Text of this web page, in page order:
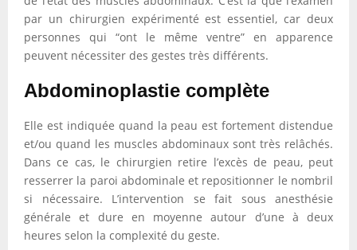
par un chirurgien expérimenté est essentiel, car deux
personnes qui “ont le même ventre” en apparence
peuvent nécessiter des gestes très différents.
Abdominoplastie complète
Elle est indiquée quand la peau est fortement distendue
et/ou quand les muscles abdominaux sont très relâchés.
Dans ce cas, le chirurgien retire l’excès de peau, peut
resserrer la paroi abdominale et repositionner le nombril
si nécessaire. L’intervention se fait sous anesthésie
générale et dure en moyenne autour d’une à deux
heures selon la complexité du geste.